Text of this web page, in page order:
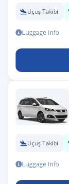
Uçuş Takibi
Luggage Info
Uçuş Takibi
Luggage Info